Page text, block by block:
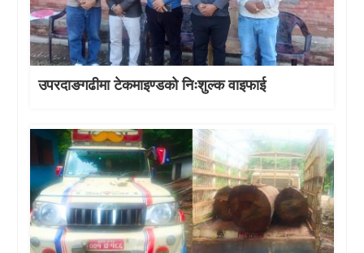
उपरदाङगढीमा टेकमाइण्डको निःशुल्क वाइफाई